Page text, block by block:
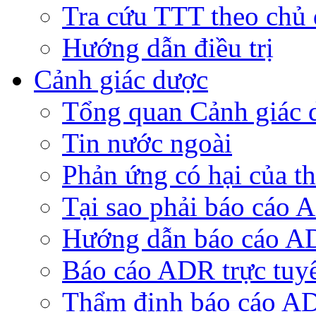
Tra cứu TTT theo
Hướng dẫn điều trị
Cảnh giác dược
Tổng quan Cảnh giác
Tin nước ngoài
Phản ứng có hại của
Tại sao phải báo cáo
Hướng dẫn báo cáo
Báo cáo ADR trực
Thẩm định báo cáo